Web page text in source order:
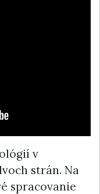
v
strán. Na
spracovanie